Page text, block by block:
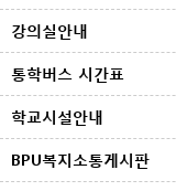
강의실안내
통학버스 시간표
학교시설안내
BPU복지소통게시판